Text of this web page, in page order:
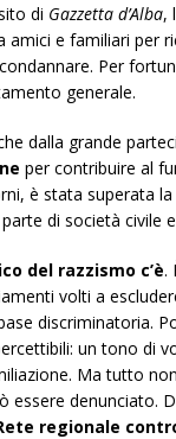
di Gazzetta d’Alba,
amici e familiari per
Per
generale.
dalla grande
per contribuire al
è stata superata
di società civile
del razzismo c’è.
volti a
discriminatoria.
un tono di
Ma tutto
essere denunciato.
regionale